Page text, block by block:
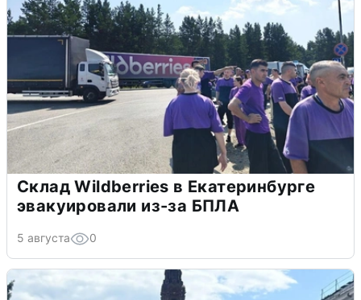
Склад Wildberries в Екатеринбурге
эвакуировали из-за БПЛА
5 августа 0